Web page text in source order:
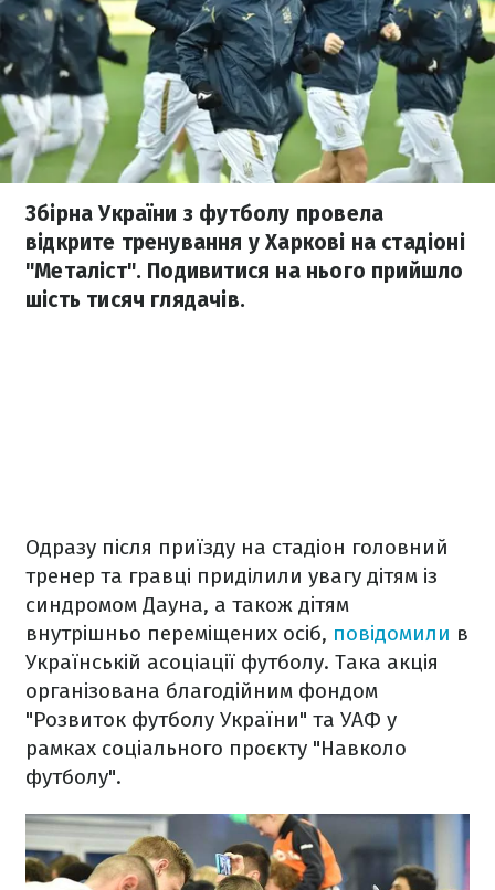
Збірна України з футболу провела
відкрите тренування у Харкові на стадіоні
"Металіст". Подивитися на нього прийшло
шість тисяч глядачів.
Одразу після приїзду на стадіон головний
тренер та гравці приділили увагу дітям із
синдромом Дауна, а також дітям
внутрішньо переміщених осіб, повідомили в
Українській асоціації футболу. Така акція
організована благодійним фондом
"Розвиток футболу України" та УАФ у
рамках соціального проєкту "Навколо
футболу".